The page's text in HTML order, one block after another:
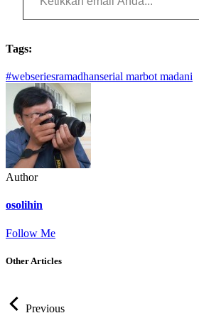
Tags:
#webseriesramadhanserial marbot madani
Author
osolihin
Follow Me
Other Articles
Previous